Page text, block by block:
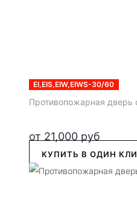
EI,EIS,EIW,EIWS-30/60
Противопожарная дверь
от 21,000 руб
КУПИТЬ В ОДИН